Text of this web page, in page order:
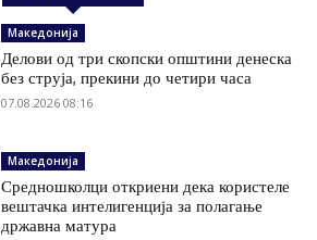
Македонија
Делови од три скопски општини денеска
без струја, прекини до четири часа
07.08.2026 08:16
Македонија
Средношколци откриени дека користеле
вештачка интелигенција за полагање
државна матура